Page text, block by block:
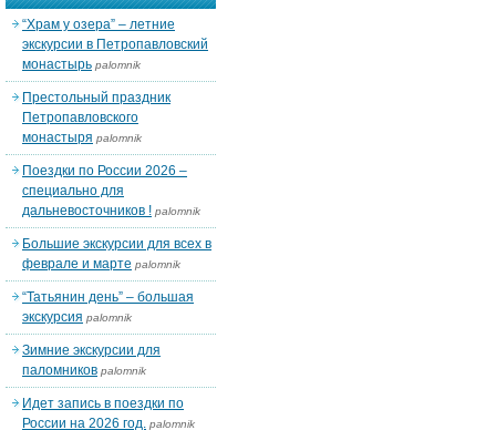
“Храм у озера” – летние
экскурсии в Петропавловский
монастырь palomnik
Престольный праздник
Петропавловского
монастыря palomnik
Поездки по России 2026 –
специально для
дальневосточников ! palomnik
Большие экскурсии для всех в
феврале и марте palomnik
“Татьянин день” – большая
экскурсия palomnik
Зимние экскурсии для
паломников palomnik
Идет запись в поездки по
России на 2026 год. palomnik